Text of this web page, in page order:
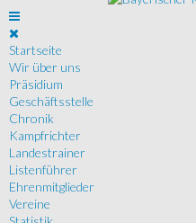
Startseite
Wir über uns
Präsidium
Geschäftsstelle
Chronik
Kampfrichter
Landestrainer
Listenführer
Ehrenmitglieder
Vereine